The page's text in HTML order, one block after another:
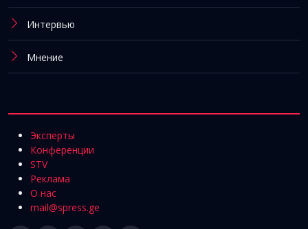
Интервью
Мнение
Эксперты
Конференции
STV
Реклама
О нас
mail@spress.ge